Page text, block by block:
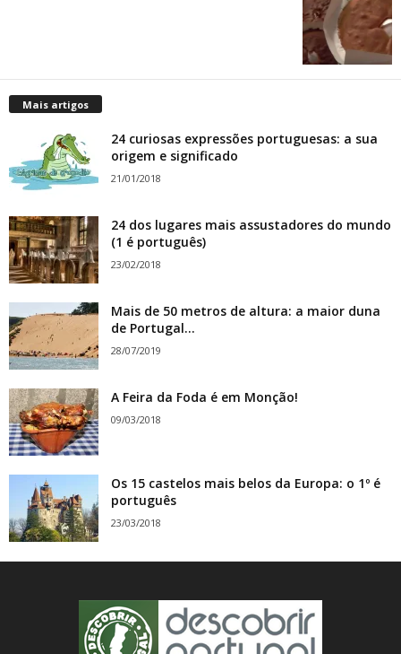
Mais artigos
24 curiosas expressões portuguesas: a sua
origem e significado
21/01/2018
24 dos lugares mais assustadores do mundo
(1 é português)
23/02/2018
Mais de 50 metros de altura: a maior duna
de Portugal...
28/07/2019
A Feira da Foda é em Monção!
09/03/2018
Os 15 castelos mais belos da Europa: o 1º é
português
23/03/2018